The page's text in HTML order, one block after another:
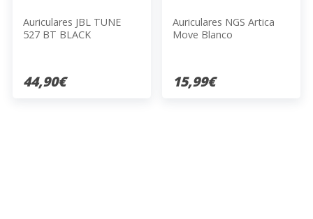
Auriculares JBL TUNE
527 BT BLACK
44,90€
Auriculares NGS Artica
Move Blanco
15,99€